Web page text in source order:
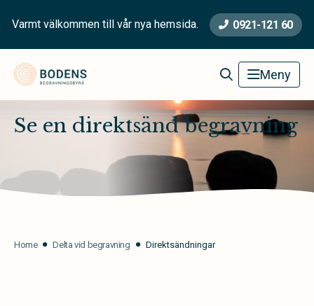
Varmt välkommen till vår nya hemsida. 0921-121 60
Bodens Begravningsbyrå Meny
Se en direktsänd begravning
Home Delta vid begravning Direktsändningar